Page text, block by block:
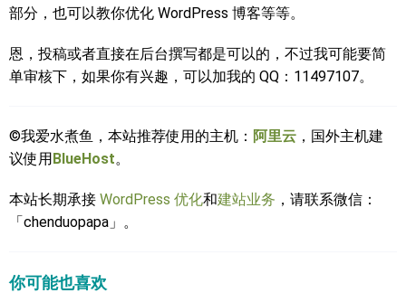
部分，也可以教你优化 WordPress 博客等等。
恩，投稿或者直接在后台撰写都是可以的，不过我可能要简
单审核下，如果你有兴趣，可以加我的 QQ：11497107。
©我爱水煮鱼，本站推荐使用的主机： 阿里云 ，国外主机建
议使用BlueHost。
本站长期承接 WordPress 优化和建站业务 ，请联系微信：
「chenduopapa」。
你可能也喜欢